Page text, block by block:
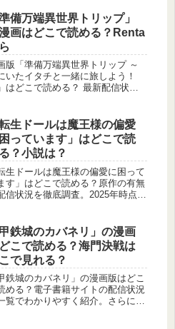
電子書籍ストアでは小説版のみの
扱い、または配信終了となってい
。安全に読む方法やrawサイトの
性についても解説し、公式で読め
所を分かりやすくまとめたガイド
。
準備万端異世界トリップ」
画はどこで読める？Renta
版「準備万端異世界トリップ ～
いたイタチと一緒に旅しよう！
はどこで読める？ 最新配信状況
クシーモア・ブックライブ・ブッ
・Renta！など主要電子書籍サー
で配信されているのかをわかりや
整理しました。あわせて、原作小
の違いや、今どこで読むのが確実
かもまとめています。
転生ドールは魔王様の偏愛
っています」はどこで読
？小説は？
生ドールは魔王様の偏愛に困って
す」はどこで読める？原作の有無
信状況を徹底調査。2025年時点で
・zipなどの違法サイトが危険な理
、原作が“漫画書き下ろし作品”で
点もわかりやすく解説します。安
読める公式ルートを知りたい方に
た最新まとめ。
甲鉄城のカバネリ」の漫画
こで読める？海門決戦は
で見れる？
鉄城のカバネリ」の漫画版はどこ
める？電子書籍サイトの配信状況
覧でわかりやすく紹介。さらに、